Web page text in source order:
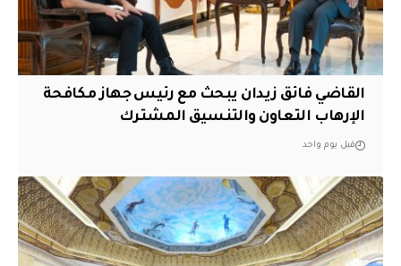
القاضي فائق زيدان يبحث مع رئيس جهاز مكافحة
الإرهاب التعاون والتنسيق المشترك
قبل يوم واحد